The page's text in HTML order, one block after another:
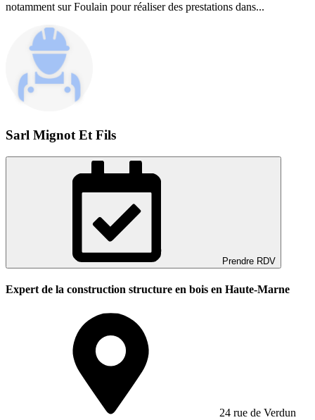
notamment sur Foulain pour réaliser des prestations dans...
Sarl Mignot Et Fils
Prendre RDV
Expert de la construction structure en bois en Haute-Marne
24 rue de Verdun